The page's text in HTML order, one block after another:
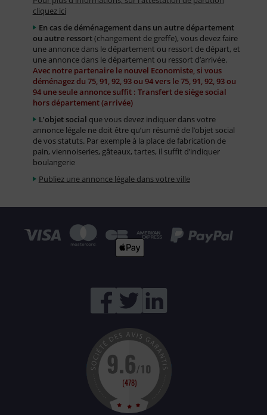
cliquez ici
En cas de déménagement dans un autre département
ou autre ressort(changement de greffe), vous devez faire
une annonce dans le département ou ressort de départ, et
une annonce dans le département ou ressort d’arrivée.
Avec notre partenaire le nouvel Economiste, si vous
déménagez du 75, 91, 92, 93 ou 94 vers le 75, 91, 92, 93 ou
94 une seule annonce suffit : Transfert de siège social
hors département (arrivée)
L’objet social que vous devez indiquer dans votre
annonce légale ne doit être qu’un résumé de l’objet social
de vos statuts. Par exemple à la place de fabrication de
pain, viennoiseries, gâteaux, tartes, il suffit d’indiquer
boulangerie
Publiez une annonce légale dans votre ville